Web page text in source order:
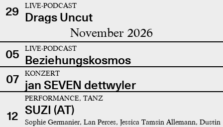
29
LIVE-PODCAST
Drags Uncut
November 2026
05 LIVE-PODCAST
Beziehungskosmos
07
KONZERT
jan SEVEN dettwyler
12
PERFORMANCE, TANZ
SUZI (AT)
Sophie Germanier, Lan Perces, Jessica Tamsin Allemann, Dustin